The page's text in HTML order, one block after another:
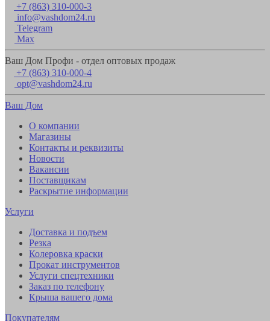
+7 (863) 310-000-3
info@vashdom24.ru
Telegram
Max
Ваш Дом Профи - отдел оптовых продаж
+7 (863) 310-000-4
opt@vashdom24.ru
Ваш Дом
О компании
Магазины
Контакты и реквизиты
Новости
Вакансии
Поставщикам
Раскрытие информации
Услуги
Доставка и подъем
Резка
Колеровка краски
Прокат инструментов
Услуги спецтехники
Заказ по телефону
Крыша вашего дома
Покупателям